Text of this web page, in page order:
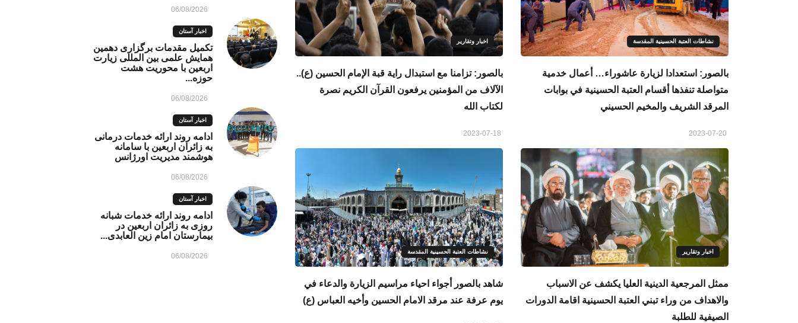
نشاطات العتبة الحسينية المقدسة
بالصور: استعدادا لزيارة عاشوراء… أعمال خدمية
متواصلة تنفذها أقسام العتبة الحسينية في بوابات
المرقد الشريف والمخيم الحسيني
اخبار وتقارير
بالصور: تزامنا مع استبدال راية قبة الإمام الحسين (ع)..
الآلاف من المؤمنين يرفعون القرآن الكريم نصرة
لكتاب الله
اخبار وتقارير
ممثل المرجعية الدينية العليا يكشف عن الاسباب
والاهداف من وراء تبني العتبة الحسينية اقامة الدورات
الصيفية للطلبة
نشاطات العتبة الحسينية المقدسة
شاهد بالصور أجواء احياء مراسيم الزيارة والدعاء في
يوم عرفة عند مرقد الامام الحسين وأخيه العباس (ع)
06/08/2026
اخبار آستان
تکمیل مقدمات برگزاری دهمین
همایش علمی بین المللی زیارت
اربعین با محوریت هشت
حوزه...
06/08/2026
اخبار آستان
ادامه روند ارائه خدمات درمانی
به زائران اربعین با سامانه
هوشمند مدیریت اورژانس
06/08/2026
اخبار آستان
ادامه روند ارائه خدمات شبانه
روزی به زائران اربعین در
بیمارستان امام زین العابدی...
06/08/2026